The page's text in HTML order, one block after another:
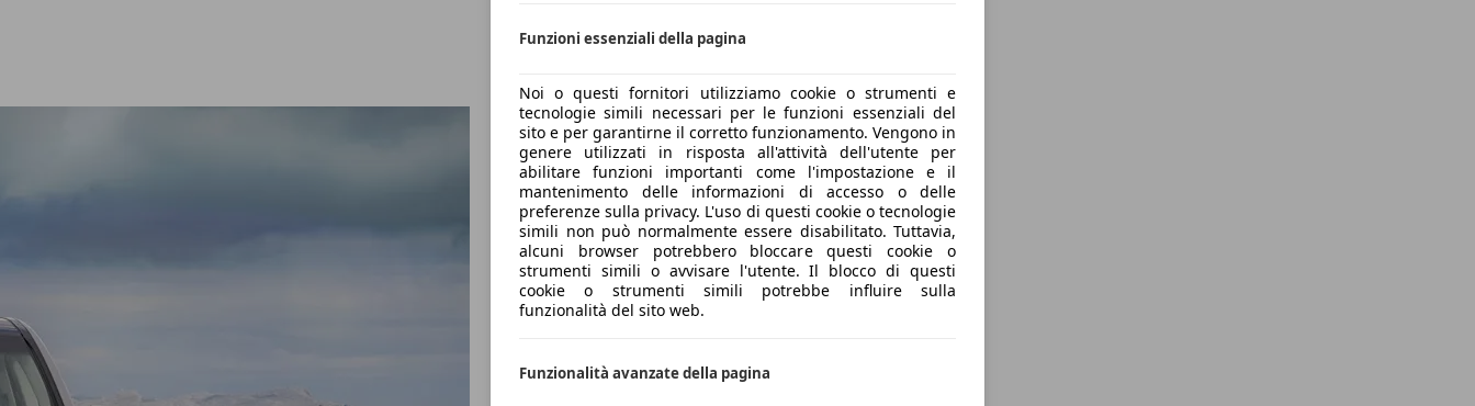
Funzioni essenziali della pagina
Noi o questi fornitori utilizziamo cookie o strumenti e
tecnologie simili necessari per le funzioni essenziali del
sito e per garantirne il corretto funzionamento. Vengono in
genere utilizzati in risposta all'attività dell'utente per
abilitare funzioni importanti come l'impostazione e il
mantenimento delle informazioni di accesso o delle
preferenze sulla privacy. L'uso di questi cookie o tecnologie
simili non può normalmente essere disabilitato. Tuttavia,
alcuni browser potrebbero bloccare questi cookie o
strumenti simili o avvisare l'utente. Il blocco di questi
cookie o strumenti simili potrebbe influire sulla
funzionalità del sito web.
Funzionalità avanzate della pagina